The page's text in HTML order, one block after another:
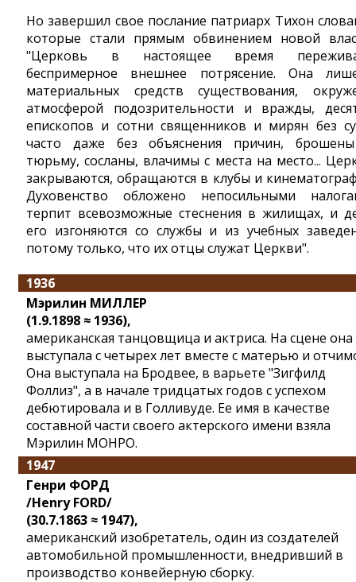
Но завершил свое послание патриарх Тихон
которые стали прямым обвинением новой
"Церковь в настоящее время
беспримерное внешнее потрясение. Она
материальных средств существования,
атмосферой подозрительности и вражды,
епископов и сотни священников и мирян без
часто даже без объяснения причин,
тюрьму, сосланы, влачимы с места на место...
закрываются, обращаются в клубы и
Духовенство обложено непосильными
терпит всевозможные стеснения в жилищах, и
его изгоняются со службы и из учебных
потому только, что их отцы служат Церкви".
1936
Мэрилин МИЛЛЕР
(1.9.1898 ≈ 1936),
американская танцовщица и актриса. На сцене она
выступала с четырех лет вместе с матерью и
Она выступала на Бродвее, в варьете "Зигфилд
Фоллиз", а в начале тридцатых годов с успехом
дебютировала и в Голливуде. Ее имя в качестве
составной части своего актерского имени взяла
Мэрилин МОНРО.
1947
Генри ФОРД
/Henry FORD/
(30.7.1863 ≈ 1947),
американский изобретатель, один из создателей
автомобильной промышленности, внедривший в
производство конвейерную сборку.